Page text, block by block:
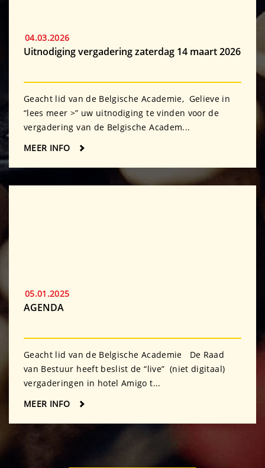
04.03.2026
Uitnodiging vergadering zaterdag 14 maart 2026
Geacht lid van de Belgische Academie, Gelieve in
“lees meer >” uw uitnodiging te vinden voor de
vergadering van de Belgische Academ...
MEER INFO
05.01.2025
AGENDA
Geacht lid van de Belgische Academie De Raad
van Bestuur heeft beslist de “live” (niet digitaal)
vergaderingen in hotel Amigo t...
MEER INFO